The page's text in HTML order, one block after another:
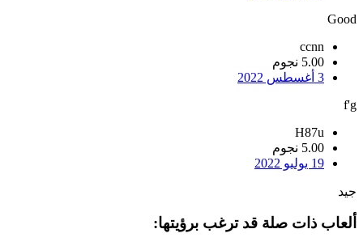
Good
ccnn
5.00 نجوم
3 أغسطس 2022
f'g
H87u
5.00 نجوم
19 يوليو 2022
جيد
ألعاب ذات صلة قد ترغب برؤيتها: